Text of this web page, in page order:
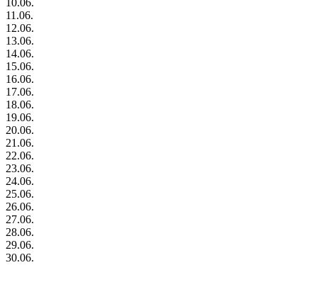
11.06.
12.06.
13.06.
14.06.
15.06.
16.06.
17.06.
18.06.
19.06.
20.06.
21.06.
22.06.
23.06.
24.06.
25.06.
26.06.
27.06.
28.06.
29.06.
30.06.